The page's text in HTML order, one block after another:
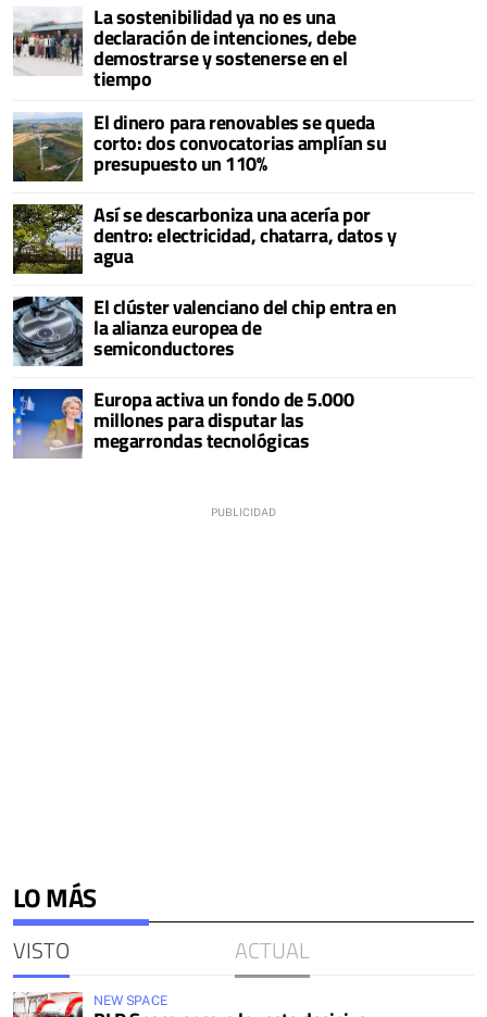
La sostenibilidad ya no es una
declaración de intenciones, debe
demostrarse y sostenerse en el
tiempo
El dinero para renovables se queda
corto: dos convocatorias amplían su
presupuesto un 110%
Así se descarboniza una acería por
dentro: electricidad, chatarra, datos y
agua
El clúster valenciano del chip entra en
la alianza europea de
semiconductores
Europa activa un fondo de 5.000
millones para disputar las
megarrondas tecnológicas
LO MÁS
VISTO ACTUAL
NEW SPACE